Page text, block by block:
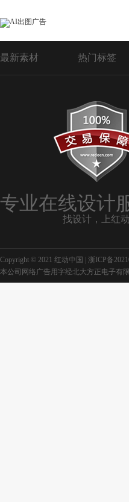
最新素材 热门标签
专业在线设计
找设计，上红动
Copyright © 2021 红动中国 | 浙ICP备
本公司网络广告用字经北大方正电子